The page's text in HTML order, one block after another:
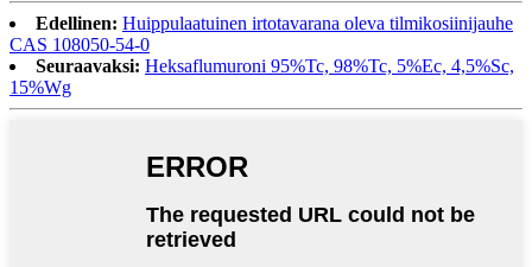
Edellinen: Huippulaatuinen irtotavarana oleva tilmikosiinijauhe
CAS 108050-54-0
Seuraavaksi: Heksaflumuroni 95%Tc, 98%Tc, 5%Ec, 4,5%Sc,
15%Wg